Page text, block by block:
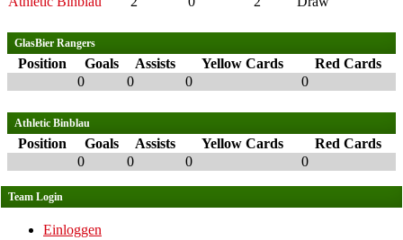
GlasBier Rangers
Position Goals Assists Yellow Cards
Red Cards
0
0 0 0
Athletic Binblau
Position Goals Assists Yellow Cards
Red Cards
0
0 0 0
Team Login
Einloggen